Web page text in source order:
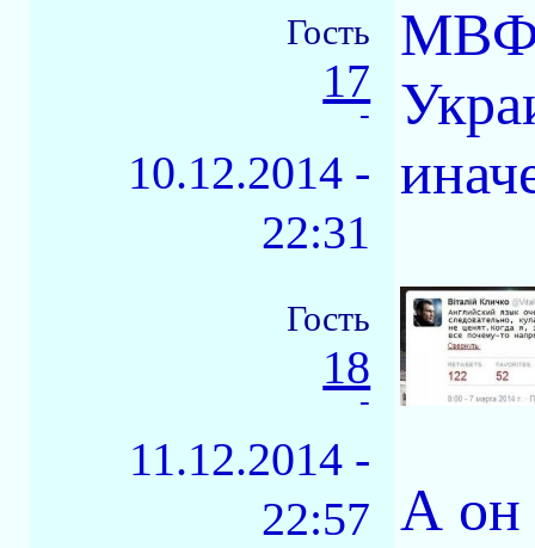
Гость
17
-
10.12.2014 -
22:31
МВФ
Гость
18
-
11.12.2014 -
22:57 А он